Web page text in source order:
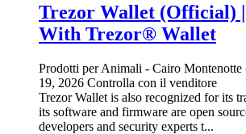
Trezor Wallet (Official)
With Trezor® Wallet
Prodotti per Animali - Cairo Montenotte
19, 2026 Controlla con il venditore
Trezor Wallet is also recognized for its
its software and firmware are open
developers and security experts t...